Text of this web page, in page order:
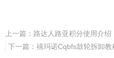
上一篇： 路达人路亚积分使用介绍
下一篇： 禧玛诺Cqbfs鼓轮拆卸教